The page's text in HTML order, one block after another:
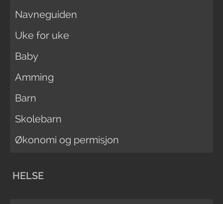
Navneguiden
Uke for uke
Baby
Amming
Barn
Skolebarn
Økonomi og permisjon
HELSE